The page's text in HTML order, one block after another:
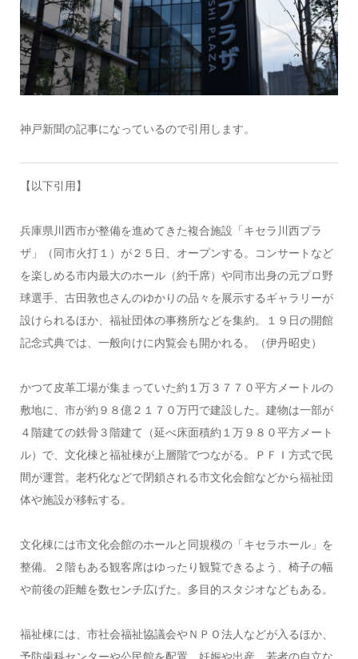
神戸新聞の記事になっているので引用します。
【以下引用】
兵庫県川西市が整備を進めてきた複合施設「キセラ川西プラ
ザ」（同市火打１）が２５日、オープンする。コンサートなど
を楽しめる市内最大のホール（約千席）や同市出身の元プロ野
球選手、古田敦也さんのゆかりの品々を展示するギャラリーが
設けられるほか、福祉団体の事務所などを集約。１９日の開館
記念式典では、一般向けに内覧会も開かれる。（伊丹昭史）
かつて皮革工場が集まっていた約１万３７７０平方メートルの
敷地に、市が約９８億２１７０万円で建設した。建物は一部が
４階建ての鉄骨３階建て（延べ床面積約１万９８０平方メート
ル）で、文化棟と福祉棟が上層階でつながる。ＰＦＩ方式で民
間が運営。老朽化などで閉鎖される市文化会館などから福祉団
体や施設が移転する。
文化棟には市文化会館のホールと同規模の「キセラホール」を
整備。２階もある観客席はゆったり観覧できるよう、椅子の幅
や前後の距離を数センチ広げた。多目的スタジオなどもある。
福祉棟には、市社会福祉協議会やＮＰＯ法人などが入るほか、